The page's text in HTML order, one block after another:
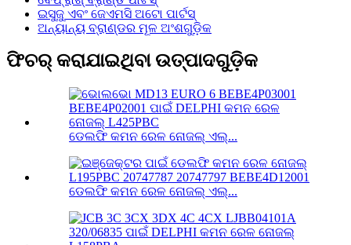
ଇସୁଜୁ ଏବଂ ଜେଏମସି ଅଟୋ ପାର୍ଟସ୍
ଅନ୍ୟାନ୍ୟ ବ୍ରାଣ୍ଡର ମୂଳ ଅଂଶଗୁଡ଼ିକ
ଫିଚର୍ କରାଯାଇଥିବା ଉତ୍ପାଦଗୁଡ଼ିକ
ଡେଲଫି କମନ ରେଳ ନୋଜଲ୍ ଏଲ୍...
ଡେଲଫି କମନ ରେଳ ନୋଜଲ୍ ଏଲ୍...